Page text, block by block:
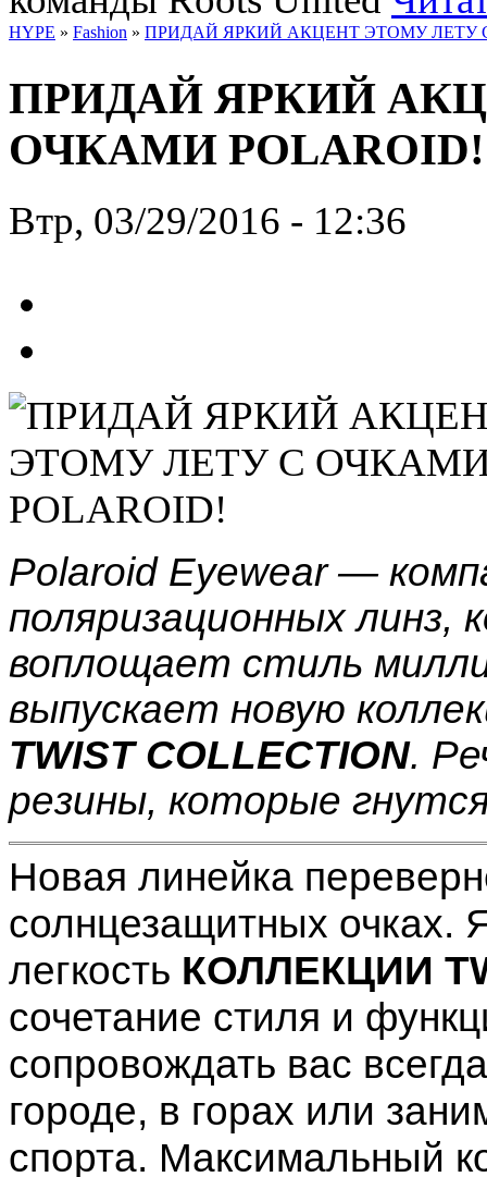
HYPE » Fashion » ПРИДАЙ ЯРКИЙ АКЦЕНТ ЭТОМУ ЛЕТУ
ПРИДАЙ ЯРКИЙ
ОЧКАМИ POLAROID!
Втр, 03/29/2016 - 12:36
Polaroid Eyewear —
поляризационных линз,
воплощает стиль
выпускает новую
TWIST COLLECTION.
резины, которые
Новая линейка
солнцезащитных очках.
легкость КОЛЛЕКЦИИ
сочетание стиля и
сопровождать вас
городе, в горах или
спорта. Максимальный